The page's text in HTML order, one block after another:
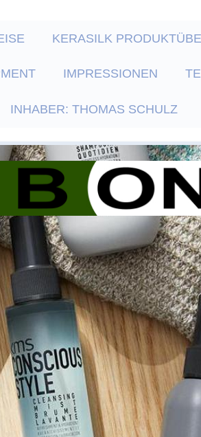
KERASILK
IMPRESSIONEN
INHABER: THOMAS SCHULZ